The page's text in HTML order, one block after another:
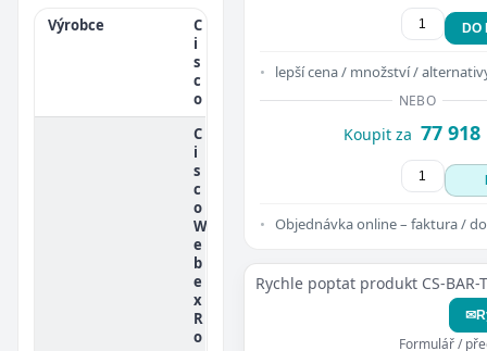
Výrobce
C
i
s
c
o
C
i
s
c
o
W
e
b
e
x
R
o
DO
lepší cena / množství /
NEBO
Koupit za 77 918
Objednávka online – faktura /
Rychle poptat produkt CS-BAR-
✉
Formulář /